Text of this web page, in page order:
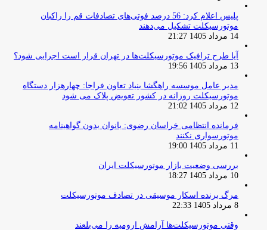
پلیس اعلام کرد: 56 درصد فوتی‌های تصادفات قم را راکبان
موتورسیکلت تشکیل می‌دهند
14 مرداد 1405 21:27
آیا طرح ترافیک موتورسیکلت‌ها در تهران قرار است اجرایی شود؟
13 مرداد 1405 19:56
مدیر عامل موسسه راهگشا بنیاد تعاون فراجا: چهارهزار دستگاه
موتورسیکلت روزانه در کشور تعویض پلاک می شود
12 مرداد 1405 21:02
فرمانده انتظامی خراسان رضوی: بانوان بدون گواهینامه
موتورسواری نکنند
11 مرداد 1405 19:00
بررسی وضعیت بازار موتورسیکلت ایران
10 مرداد 1405 18:27
مرگ برنده اسکار موسیقی در تصادف موتورسیکلت
8 مرداد 1405 22:33
وقتی موتورسیکلت‌ها آرامش ارومیه را می‌بلعند